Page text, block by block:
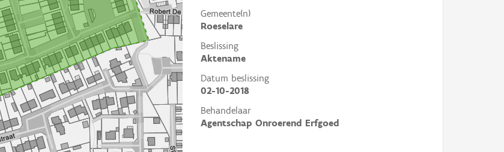
Gemeente(n)
Roeselare
Beslissing
Aktename
Datum beslissing
02-10-2018
Behandelaar
Agentschap Onroerend Erfgoed